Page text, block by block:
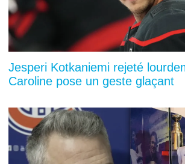
Jesperi Kotkaniemi rejeté
Caroline pose un geste glaçant